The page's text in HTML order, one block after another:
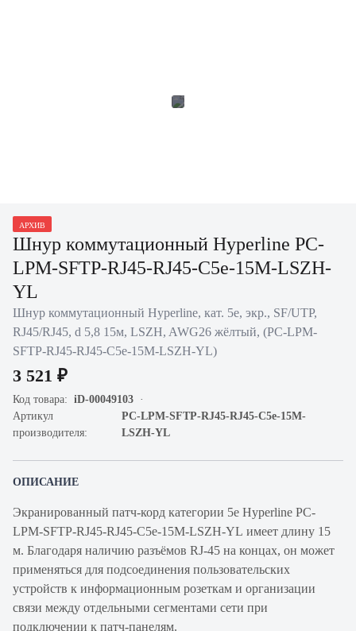
АРХИВ
Шнур коммутационный Hyperline PC-
LPM-SFTP-RJ45-RJ45-C5e-15M-LSZH-
YL
Шнур коммутационный Hyperline, кат. 5е, экр., SF/UTP,
RJ45/RJ45, d 5,8 15м, LSZH, AWG26 жёлтый, (PC-LPM-
SFTP-RJ45-RJ45-C5e-15M-LSZH-YL)
3 521 ₽
Код товара: iD-00049103
Артикул
производителя:
PC-LPM-SFTP-RJ45-RJ45-C5e-15M-
LSZH-YL
ОПИСАНИЕ
Экранированный патч-корд категории 5e Hyperline PC-
LPM-SFTP-RJ45-RJ45-C5e-15M-LSZH-YL имеет длину 15
м. Благодаря наличию разъёмов RJ-45 на концах, он может
применяться для подсоединения пользовательских
устройств к информационным розеткам и организации
связи между отдельными сегментами сети при
подключении к патч-панелям.